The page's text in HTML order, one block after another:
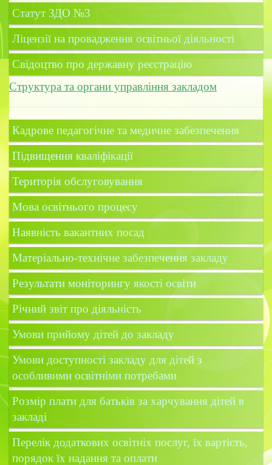
Статут ЗДО №3
Ліцензії на провадження освітньої діяльності
Свідоцтво про державну реєстрацію
Структура та органи управління закладом
Кадрове педагогічне та медичне забезпечення
Підвищення кваліфікації
Територія обслуговування
Мова освітнього процесу
Наявність вакантних посад
Матеріально-технічне забезпечення закладу
Результати моніторингу якості освіти
Річний звіт про діяльність
Умови прийому дітей до закладу
Умови доступності закладу для дітей з
особливими освітніми потребами
Розмір плати для батьків за харчування дітей в
закладі
Перелік додаткових освітніх послуг, їх вартість,
порядок їх надання та оплати